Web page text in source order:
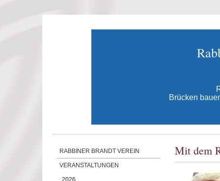
Brücken
RABBINER BRANDT VEREIN
VERANSTALTUNGEN
2026
Mit dem